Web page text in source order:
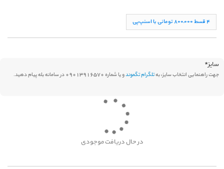
۴ قسط ۸۰۰,۰۰۰ تومانی با اسنپ‌پی
سایز*
جهت راهنمایی انتخاب سایز، بهتلگرام تگموندو یا شماره 09013916570 در سامانه بله پیام دهید.
در حال دریافت موجودی